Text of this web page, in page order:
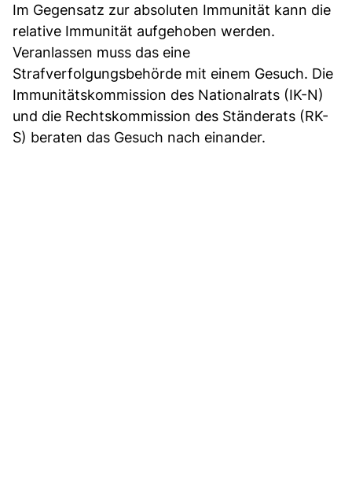
Im Gegensatz zur absoluten Immunität kann die
relative Immunität aufgehoben werden.
Veranlassen muss das eine
Strafverfolgungsbehörde mit einem Gesuch. Die
Immunitätskommission des Nationalrats (IK-N)
und die Rechtskommission des Ständerats (RK-
S) beraten das Gesuch nach einander.